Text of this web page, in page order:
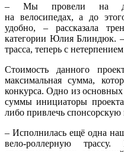
– Мы провели на
на велосипедах, а до
удобно, – рассказала
категории Юлия Блиндюк.
трасса, теперь с
Стоимость данного
максимальная сумма,
конкурса. Одно из
суммы инициаторы
либо привлечь
– Исполнилась ещё одна
вело-роллерную